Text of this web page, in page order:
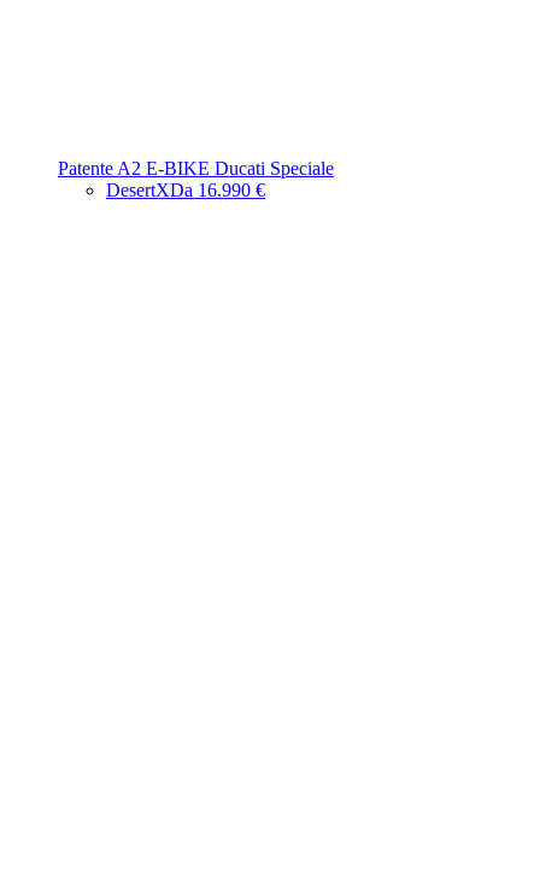
Patente A2 E-BIKE Ducati Speciale
DesertXDa 16.990 €